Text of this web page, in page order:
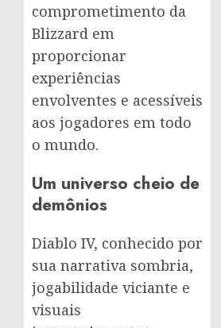
comprometimento da
Blizzard em
proporcionar
experiências
envolventes e acessíveis
aos jogadores em todo
o mundo.
Um universo cheio de
demônios
Diablo IV, conhecido por
sua narrativa sombria,
jogabilidade viciante e
visuais